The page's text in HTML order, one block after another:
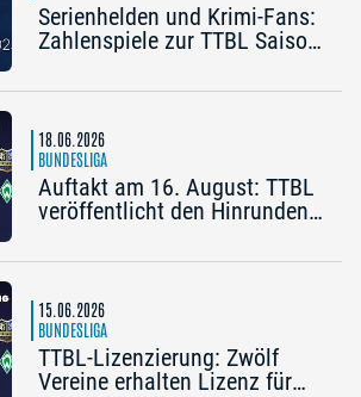
Serienhelden und Krimi-Fans:
Zahlenspiele zur TTBL Saison
18.06.2026
BUNDESLIGA
Auftakt am 16. August: TTBL
veröffentlicht den Hinrunden-
15.06.2026
BUNDESLIGA
TTBL-Lizenzierung: Zwölf
Vereine erhalten Lizenz für